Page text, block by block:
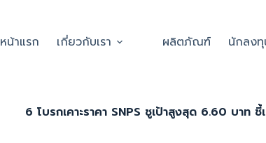
หน้าแรก เกี่ยวกับเรา ผลิตภัณฑ์ นักลง
6 โบรกเคาะราคา SNPS ชูเป้าสูงสุด 6.60 บาท